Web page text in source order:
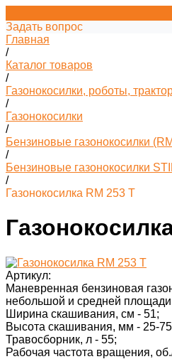
Задать вопрос
Главная
/
Каталог товаров
/
Газонокосилки, роботы,
/
Газонокосилки
/
Бензиновые газонокосилки
/
Бензиновые газонокосилки
/
Газонокосилка RM 253 T
Артикул:
Маневренная бензиновая
небольшой и средней
Ширина скашивания, см - 51;
Высота скашивания, мм - 25-
Травосборник, л - 55;
Рабочая частота вращения,